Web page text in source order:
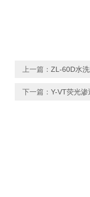
上一篇： ZL-60D水
下一篇： Y-VT荧光渗